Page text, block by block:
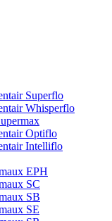
Superflo
Whisperflo
Optiflo
Intelliflo
EPH
SC
SB
SE